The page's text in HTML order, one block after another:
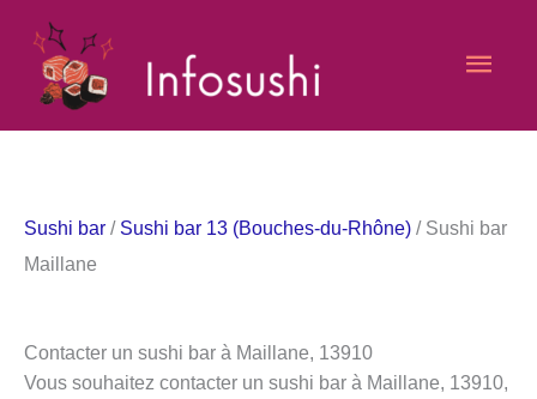
contenu
Sushi bar / Sushi bar 13 (Bouches-du-Rhône) / Sushi bar
Maillane
Contacter un sushi bar à Maillane, 13910
Vous souhaitez contacter un sushi bar à Maillane, 13910,